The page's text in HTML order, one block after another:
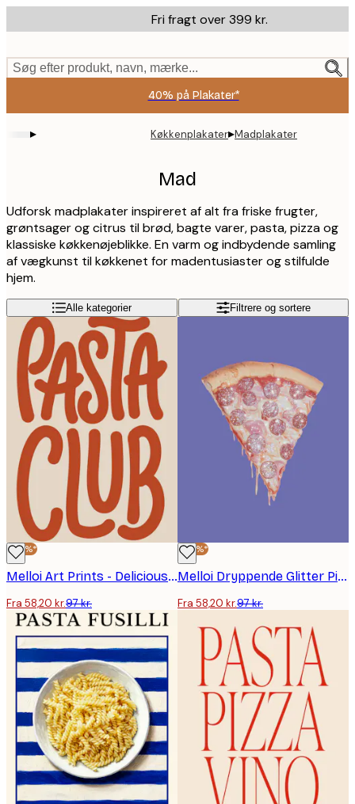
to
content.
Fri fragt over 399 kr.
Søg efter produkt, navn, mærke...
40% på Plakater*
▸ Køkkenplakater▸Madplakater
Mad
Udforsk madplakater inspireret af alt fra friske frugter,
grøntsager og citrus til brød, bagte varer, pasta, pizza og
klassiske køkkenøjeblikke. En varm og indbydende samling
af vægkunst til køkkenet for madentusiaster og stilfulde
hjem.
Alle kategorier Filtrere og sortere
-40%*
Melloi Art Prints - Delicious Pasta Club Plakat
Fra 58,20 kr.97 kr.
-40%*
Melloi Dryppende Glitter Pizza Plakat
Fra 58,20 kr.97 kr.